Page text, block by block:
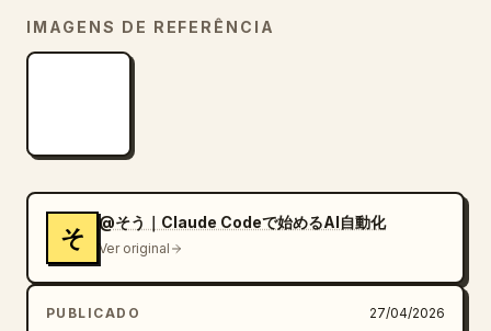
IMAGENS DE REFERÊNCIA
そ
@そう｜Claude Codeで始めるAI自動化
Ver original
PUBLICADO 27/04/2026